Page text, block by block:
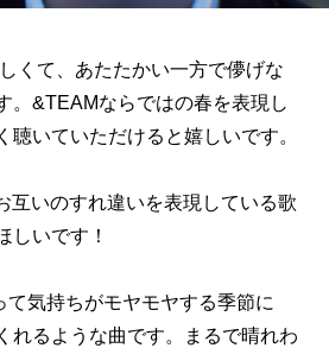
くて、あたたかい一方で儚げな
。&TEAMならではの春を表現し
聴いていただけると嬉しいです。
互いのすれ違いを表現している歌
しいです！
て気持ちがモヤモヤする季節に
れるような曲です。まるで晴れわ